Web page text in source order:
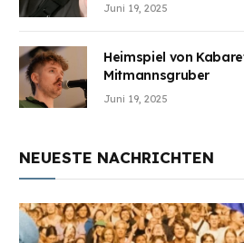
Juni 19, 2025
Heimspiel von
Mitmannsgruber
Juni 19, 2025
NEUESTE NACHRICHTEN